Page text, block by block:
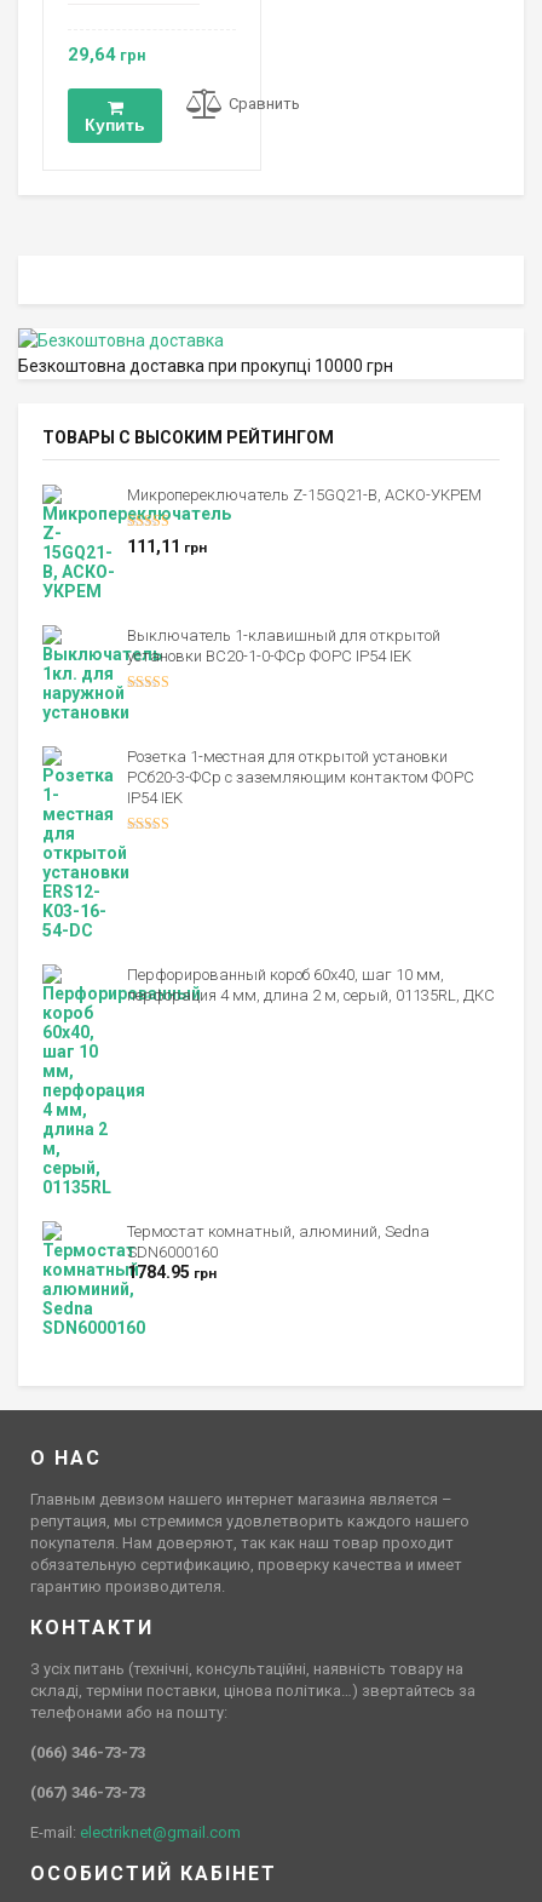
29,64 грн
Купить
Сравнить
Безкоштовна доставка при прокупці 10000 грн
ТОВАРЫ С ВЫСОКИМ РЕЙТИНГОМ
Микропереключатель Z-15GQ21-B, АСКО-УКРЕМ
Оценка5.00
из 5
111,11 грн
Выключатель 1-клавишный для открытой
установки ВС20-1-0-ФСр ФОРС IP54 IEK
4.00
Розетка 1-местная для открытой установки
РСб20-3-ФСр с заземляющим контактом ФОРС
IP54 IEK
Перфорированный короб 60х40, шаг 10 мм,
перфорация 4 мм, длина 2 м, серый, 01135RL, ДКС
Термостат комнатный, алюминий, Sedna
SDN6000160
1784.95 грн
О НАС
Главным девизом нашего интернет магазина является –
репутация, мы стремимся удовлетворить каждого нашего
покупателя. Нам доверяют, так как наш товар проходит
обязательную сертификацию, проверку качества и имеет
гарантию производителя.
КОНТАКТИ
З усіх питань (технічні, консультаційні, наявність товару на
складі, терміни поставки, цінова політика…) звертайтесь за
телефонами або на пошту:
(066) 346-73-73
(067) 346-73-73
E-mail: electriknet@gmail.com
ОСОБИСТИЙ КАБІНЕТ